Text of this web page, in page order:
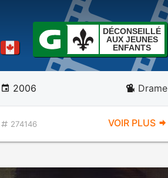
DÉCONSEILLÉ
AUX JEUNES
ENFANTS
2006 Drame
274146 VOIR PLUS